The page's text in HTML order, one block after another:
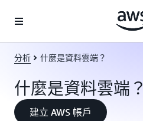
分析 什麼是資料雲端？
什麼是資料雲端？
建立 AWS 帳戶